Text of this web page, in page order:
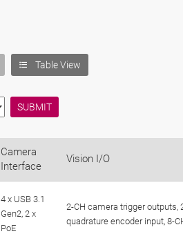
Table View
Camera
Interface
Vision I/O
4 x USB 3.1
Gen2, 2 x
PoE
2-CH camera trigger outputs,
quadrature encoder input, 8-